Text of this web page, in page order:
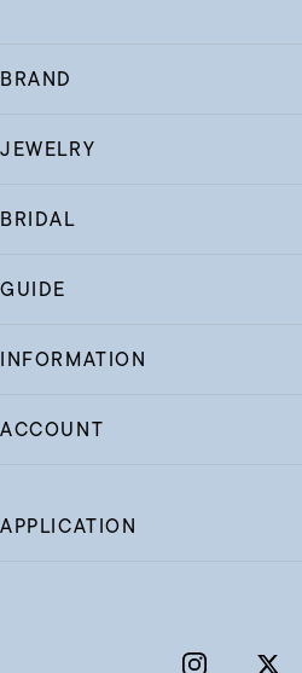
BRAND
JEWELRY
BRIDAL
GUIDE
INFORMATION
ACCOUNT
APPLICATION